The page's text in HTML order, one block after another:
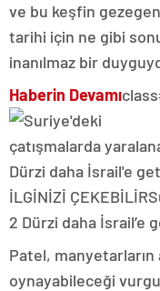
ve bu keşfin
tarihi için ne gibi
inanılmaz bir
Haberin Devamı
İLGİNİZİ ÇEKEBİLİR
2 Dürzi daha İsrail’e
Patel,
oynayabileceği